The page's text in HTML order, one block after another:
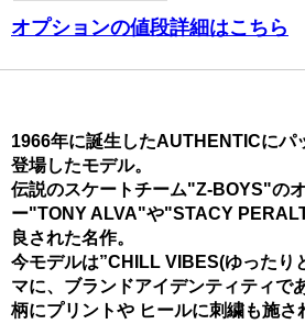
オプションの値段詳細はこちら
1966年に誕生したAUTHENTICにパ
登場したモデル。
伝説のスケートチーム"Z-BOYS"の
ー"TONY ALVA"や"STACY
良された名作。
今モデルは”CHILL VIBES(ゆったり
マに、ブランドアイデンティティで
柄にプリントや ヒールに刺繍も施さ